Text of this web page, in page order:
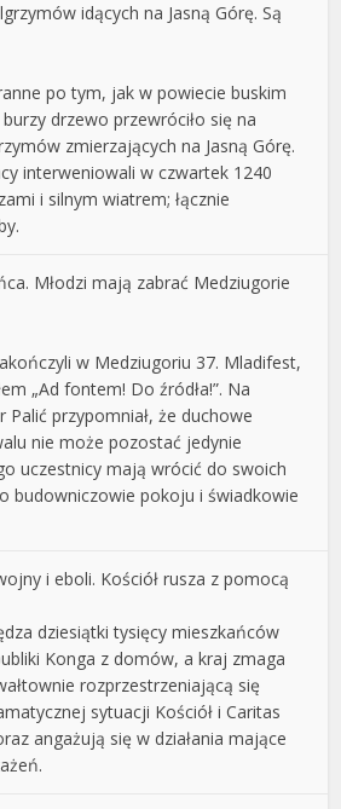
idących na Jasną Górę. Są
po tym, jak w powiecie buskim
drzewo przewróciło się na
zmierzających na Jasną Górę.
interweniowali w czwartek 1240
i silnym wiatrem; łącznie
Młodzi mają zabrać Medziugorie
w Medziugoriu 37. Mladifest,
„Ad fontem! Do źródła!”. Na
Palić przypomniał, że duchowe
nie może pozostać jedynie
uczestnicy mają wrócić do swoich
budowniczowie pokoju i świadkowie
i eboli. Kościół rusza z pomocą
dziesiątki tysięcy mieszkańców
Konga z domów, a kraj zmaga
rozprzestrzeniającą się
sytuacji Kościół i Caritas
angażują się w działania mające